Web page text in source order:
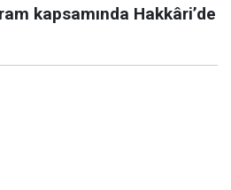
kapsamında Hakkâri’de